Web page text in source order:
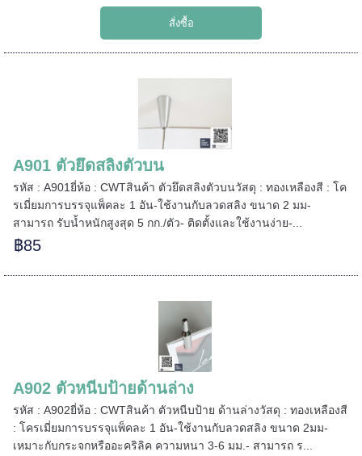
A901 ตัวยึดสลิงตัวบน
รหัส : A901ยี่ห้อ : CWTสินค้า ตัวยึดสลิงตัวบนวัสดุ : ทองเหลืองสี : โค
รเมี่ยมการบรรจุแพ็คละ 1 อัน-ใช้งานกับลวดสลิง ขนาด 2 มม-
สามารถ รับน้ำหนักสูงสุด 5 กก./ตัว- ติดตั้งและใช้งานง่าย-...
฿85
A902 ตัวหนีบป้ายด้านล่าง
รหัส : A902ยี่ห้อ : CWTสินค้า ตัวหนีบป้าย ด้านล่างวัสดุ : ทองเหลืองสี
: โครเมี่ยมการบรรจุแพ็คละ 1 อัน-ใช้งานกับลวดสลิง ขนาด 2มม-
เหมาะกับกระจกหรืออะคริลิค ความหนา 3-6 มม.- สามารถ ร...